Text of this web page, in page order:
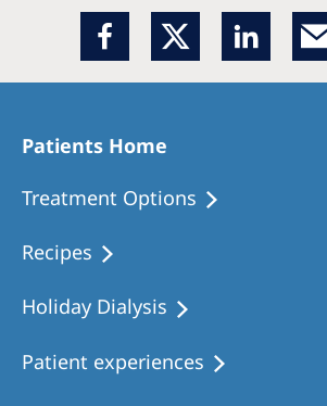
Patients Home
Treatment Options
Recipes
Holiday Dialysis
Patient experiences